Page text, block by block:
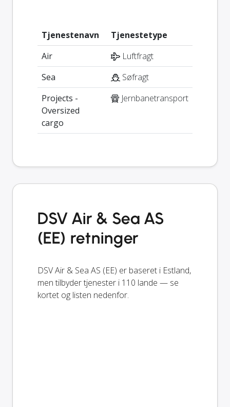
Tjenestenavn
Tjenestetype
Air
Luftfragt
Sea
Søfragt
Projects -
Oversized
cargo
Jernbanetransport
DSV Air & Sea AS
(EE) retninger
DSV Air & Sea AS (EE) er baseret i Estland,
men tilbyder tjenester i 110 lande — se
kortet og listen nedenfor.